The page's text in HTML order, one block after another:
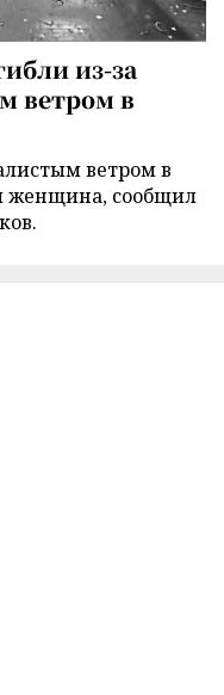
из-за
ветром в
ветром в
женщина, сообщил